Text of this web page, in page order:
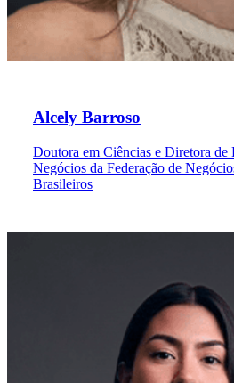
Alcely Barroso
Doutora em Ciências e Diretora de
Negócios da Federação de
Brasileiros